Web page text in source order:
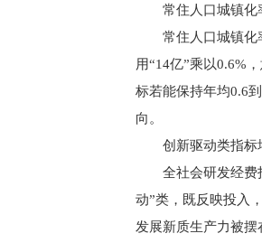
常住人口城镇化
常住人口城镇化
用“14亿”乘以0.6%
标若能保持年均0.6
向。
创新驱动类指标
全社会研发经费
动”类，既反映投入
发展新质生产力被